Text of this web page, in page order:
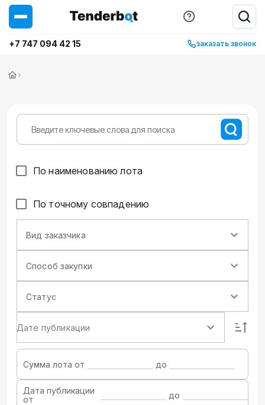
+7 747 094 42 15 заказать звонок
›
По наименованию лота
По точному совпадению
Вид заказчика
Способ закупки
Статус
Дате публикации
Сумма лота от до
Дата публикации
от
до